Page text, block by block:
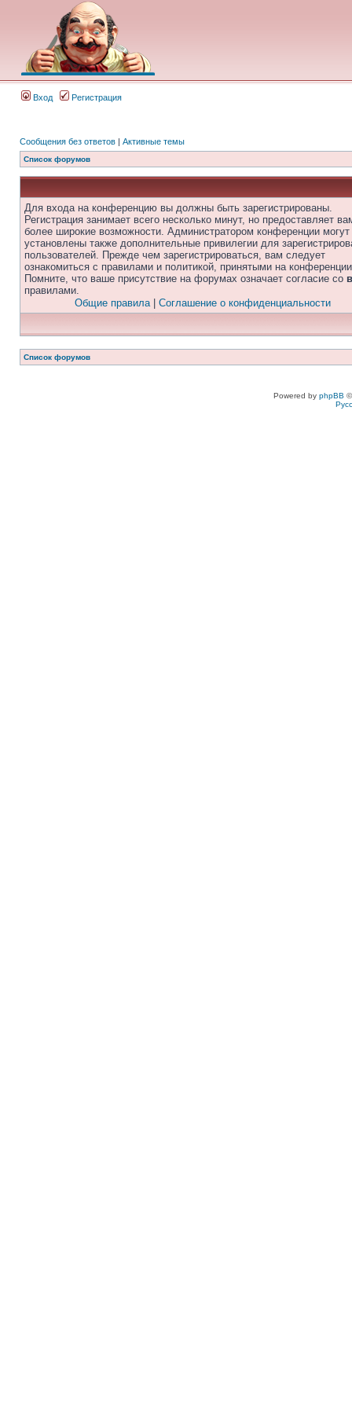
Вход Регистрация
Сообщения без ответов | Активные темы
Список форумов
Для входа на конференцию вы должны быть зарегистрированы.
Регистрация занимает всего несколько минут, но предоставляет
более широкие возможности. Администратором конференции
установлены также дополнительные привилегии для
пользователей. Прежде чем зарегистрироваться, вам следует
ознакомиться с правилами и политикой, принятыми на
Помните, что ваше присутствие на форумах означает согласие со
правилами.
Общие правила| Соглашение о конфиденциальности
Список форумов
Powered by phpBB